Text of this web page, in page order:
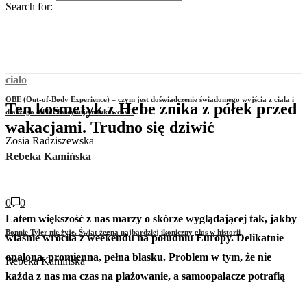
Search for:
OBE (Out-of-Body Experience) – czym jest doświadczenie świadomego wyjścia z ciała i
dlaczego od lat fascynuje naukowców?
Zosia Radziszewska
Bonnie Tyler nie żyje. Świat żegna najbardziej ikoniczny głos w historii
Rebeka Kamińska
ciało
Ten kosmetyk z Hebe znika z półek przed
wakacjami. Trudno się dziwić
Rebeka Kamińska
0
0
Latem większość z nas marzy o skórze wyglądającej tak, jakby
właśnie wróciła z weekendu na południu Europy. Delikatnie
opalona, promienna, pełna blasku. Problem w tym, że nie
każda z nas ma czas na plażowanie, a samoopalacze potrafią